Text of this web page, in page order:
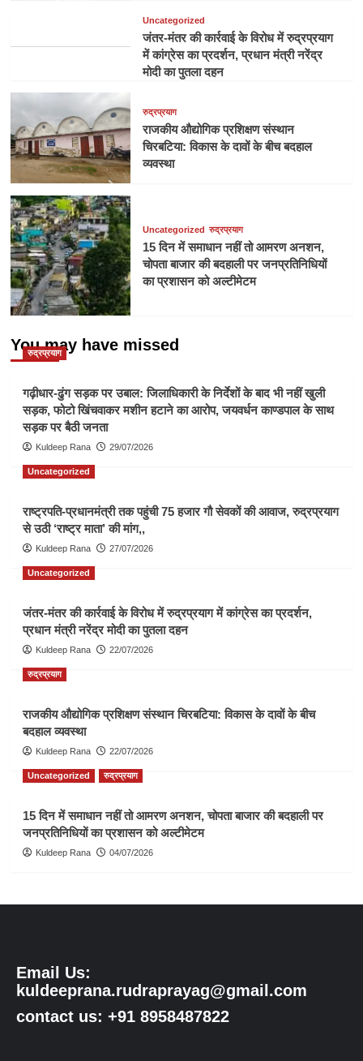
Uncategorized
जंतर-मंतर की कार्रवाई के विरोध में रुद्रप्रयाग
में कांग्रेस का प्रदर्शन, प्रधान मंत्री नरेंद्र
मोदी का पुतला दहन
रुद्रप्रयाग
राजकीय औद्योगिक प्रशिक्षण संस्थान
चिरबटिया: विकास के दावों के बीच बदहाल
व्यवस्था
Uncategorized रुद्रप्रयाग
15 दिन में समाधान नहीं तो आमरण अनशन,
चोपता बाजार की बदहाली पर जनप्रतिनिधियों
का प्रशासन को अल्टीमेटम
You may have missed
रुद्रप्रयाग
गढ़ीधार-ढुंग सड़क पर उबाल: जिलाधिकारी के निर्देशों के बाद भी नहीं खुली
सड़क, फोटो खिंचवाकर मशीन हटाने का आरोप, जयवर्धन काण्डपाल के साथ
सड़क पर बैठी जनता
Kuldeep Rana 29/07/2026
Uncategorized
राष्ट्रपति-प्रधानमंत्री तक पहुंची 75 हजार गौ सेवकों की आवाज, रुद्रप्रयाग
से उठी ‘राष्ट्र माता’ की मांग,,
Kuldeep Rana 27/07/2026
Uncategorized
जंतर-मंतर की कार्रवाई के विरोध में रुद्रप्रयाग में कांग्रेस का प्रदर्शन,
प्रधान मंत्री नरेंद्र मोदी का पुतला दहन
Kuldeep Rana 22/07/2026
रुद्रप्रयाग
राजकीय औद्योगिक प्रशिक्षण संस्थान चिरबटिया: विकास के दावों के बीच
बदहाल व्यवस्था
Kuldeep Rana 22/07/2026
Uncategorized रुद्रप्रयाग
15 दिन में समाधान नहीं तो आमरण अनशन, चोपता बाजार की बदहाली पर
जनप्रतिनिधियों का प्रशासन को अल्टीमेटम
Kuldeep Rana 04/07/2026
Email Us:
kuldeeprana.rudraprayag@gmail.com
contact us: +91 8958487822